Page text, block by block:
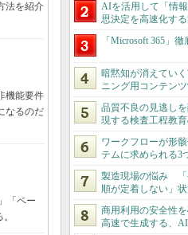
法を紹介
機能要件
なるのだ
「ペー
AIを活用して「情
思決定を高速化す
「Microsoft 365」徹
暗黙知が消えてい
ニング用コンテン
品質不良の見逃し
現する検査工程教
ワークフローが形
テムに求められる3
製造現場の悩み 「
順が定着しない」
商用利用の安全性
高速で生成する、